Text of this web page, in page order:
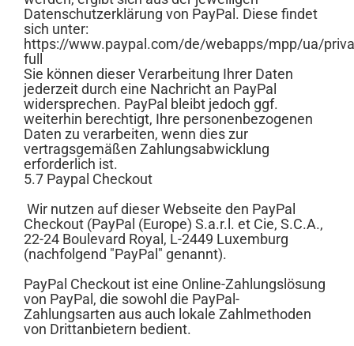
Datenschutzerklärung von PayPal. Diese findet
sich unter:
https://www.paypal.com/de/webapps/mpp/ua/
full
Sie können dieser Verarbeitung Ihrer Daten
jederzeit durch eine Nachricht an PayPal
widersprechen. PayPal bleibt jedoch ggf.
weiterhin berechtigt, Ihre personenbezogenen
Daten zu verarbeiten, wenn dies zur
vertragsgemäßen Zahlungsabwicklung
erforderlich ist.
5.7 Paypal Checkout
Wir nutzen auf dieser Webseite den PayPal
Checkout (PayPal (Europe) S.a.r.l. et Cie, S.C.A.,
22-24 Boulevard Royal, L-2449 Luxemburg
(nachfolgend "PayPal" genannt).
PayPal Checkout ist eine Online-Zahlungslösung
von PayPal, die sowohl die PayPal-
Zahlungsarten aus auch lokale Zahlmethoden
von Drittanbietern bedient.